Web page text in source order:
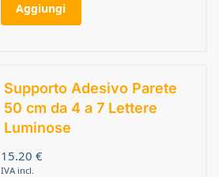
Aggiungi
Supporto Adesivo Parete
50 cm da 4 a 7 Lettere
Luminose
15.20 €
IVA incl.